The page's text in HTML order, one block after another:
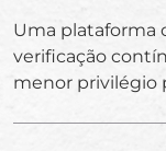
Uma plataforma
verificação
menor privilégio